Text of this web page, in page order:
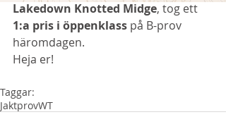
Lakedown Knotted Midge, tog ett
1:a pris i öppenklass på B-prov
häromdagen.
Heja er!
Taggar:
JaktprovWT